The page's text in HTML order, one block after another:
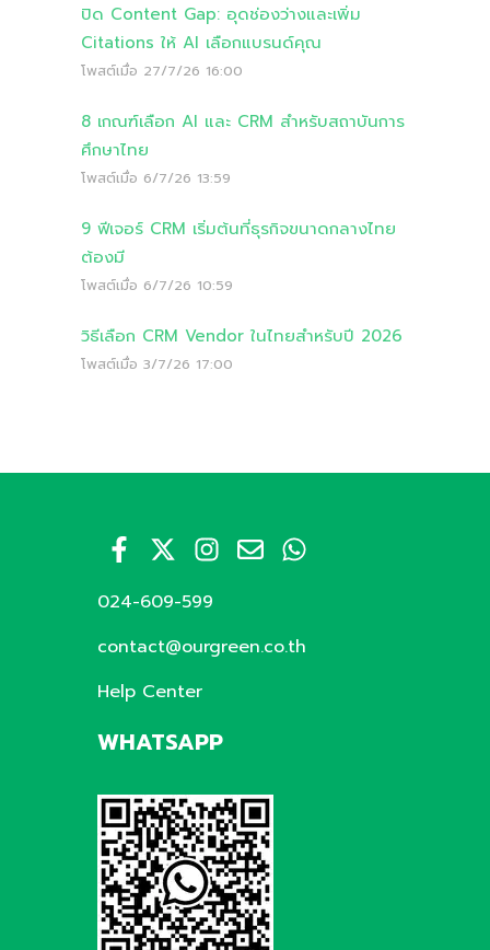
ปิด Content Gap: อุดช่องว่างและเพิ่ม
Citations ให้ AI เลือกแบรนด์คุณ
โพสต์เมื่อ 27/7/26 16:00
8 เกณฑ์เลือก AI และ CRM สำหรับสถาบันการ
ศึกษาไทย
โพสต์เมื่อ 6/7/26 13:59
9 ฟีเจอร์ CRM เริ่มต้นที่ธุรกิจขนาดกลางไทย
ต้องมี
โพสต์เมื่อ 6/7/26 10:59
วิธีเลือก CRM Vendor ในไทยสำหรับปี 2026
โพสต์เมื่อ 3/7/26 17:00
024-609-599
contact@ourgreen.co.th
Help Center
WHATSAPP